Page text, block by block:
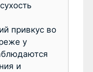
привкус во
у
и